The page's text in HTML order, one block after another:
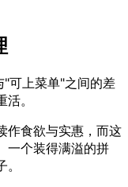
可上菜单"之间的差
。
作食欲与实惠，而这
一个装得满溢的拼